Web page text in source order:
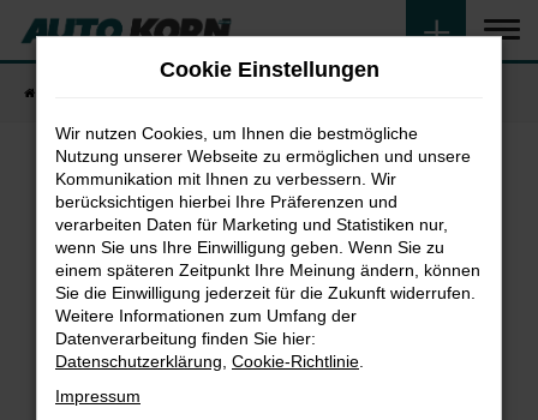
Zum
Hauptinhalt
Fehler: Network Error
Beim Laden ist ein Fehler aufgetreten.
Hier sind ein paar Tipps, die dir helfen können:
Überprüfe deine Firewall und deine
Internetverbindung.
Laden andere Webseiten, zum Beispiel deine
Suchmaschine?
Cookie Einstellungen
Wir nutzen Cookies, um Ihnen die bestmögliche
Nutzung unserer Webseite zu ermöglichen und unsere
Kommunikation mit Ihnen zu verbessern. Wir
berücksichtigen hierbei Ihre Präferenzen und
verarbeiten Daten für Marketing und Statistiken nur,
wenn Sie uns Ihre Einwilligung geben. Wenn Sie zu
einem späteren Zeitpunkt Ihre Meinung ändern, können
Sie die Einwilligung jederzeit für die Zukunft widerrufen.
Weitere Informationen zum Umfang der
Datenverarbeitung finden Sie hier:
Datenschutzerklärung Cookie-Richtlinie
Impressum